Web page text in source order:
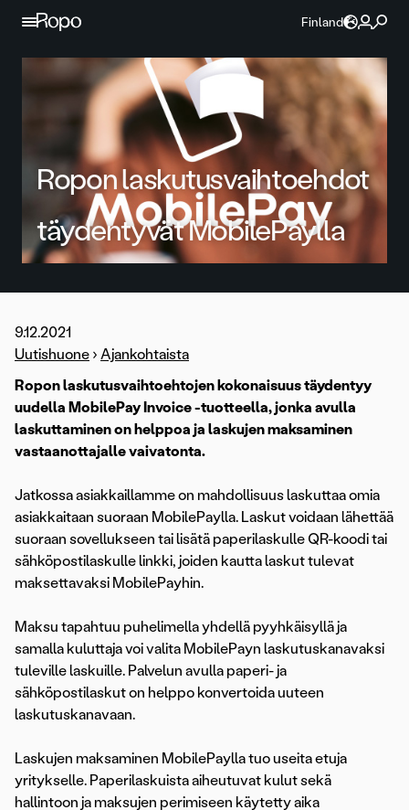
Jatka sisältöön
Finland
Ropon laskutusvaihtoehdot
täydentyvät MobilePaylla
9.12.2021
Uutishuone › Ajankohtaista
Ropon laskutusvaihtoehtojen kokonaisuus täydentyy
uudella MobilePay Invoice -tuotteella, jonka avulla
laskuttaminen on helppoa ja laskujen maksaminen
vastaanottajalle vaivatonta.
Jatkossa asiakkaillamme on mahdollisuus laskuttaa omia
asiakkaitaan suoraan MobilePaylla. Laskut voidaan lähettää
suoraan sovellukseen tai lisätä paperilaskulle QR-koodi tai
sähköpostilaskulle linkki, joiden kautta laskut tulevat
maksettavaksi MobilePayhin.
Maksu tapahtuu puhelimella yhdellä pyyhkäisyllä ja
samalla kuluttaja voi valita MobilePayn laskutuskanavaksi
tuleville laskuille. Palvelun avulla paperi- ja
sähköpostilaskut on helppo konvertoida uuteen
laskutuskanavaan.
Laskujen maksaminen MobilePaylla tuo useita etuja
yritykselle. Paperilaskuista aiheutuvat kulut sekä
hallintoon ja maksujen perimiseen käytetty aika